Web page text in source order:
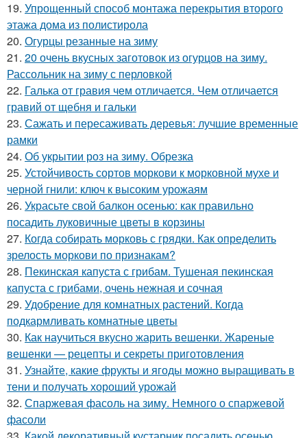
19. Упрощенный способ монтажа перекрытия второго
этажа дома из полистирола
20. Огурцы резанные на зиму
21. 20 очень вкусных заготовок из огурцов на зиму.
Рассольник на зиму с перловкой
22. Галька от гравия чем отличается. Чем отличается
гравий от щебня и гальки
23. Сажать и пересаживать деревья: лучшие временные
рамки
24. Об укрытии роз на зиму. Обрезка
25. Устойчивость сортов моркови к морковной мухе и
черной гнили: ключ к высоким урожаям
26. Украсьте свой балкон осенью: как правильно
посадить луковичные цветы в корзины
27. Когда собирать морковь с грядки. Как определить
зрелость моркови по признакам?
28. Пекинская капуста с грибам. Тушеная пекинская
капуста с грибами, очень нежная и сочная
29. Удобрение для комнатных растений. Когда
подкармливать комнатные цветы
30. Как научиться вкусно жарить вешенки. Жареные
вешенки — рецепты и секреты приготовления
31. Узнайте, какие фрукты и ягоды можно выращивать в
тени и получать хороший урожай
32. Спаржевая фасоль на зиму. Немного о спаржевой
фасоли